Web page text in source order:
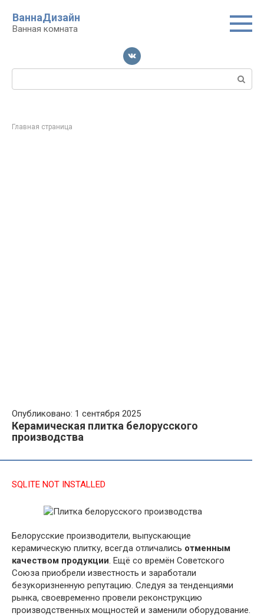
контенту
ВаннаДизайн
Ванная комната
Поиск:
Главная страница
Опубликовано: 1 сентября 2025
Керамическая плитка белорусского
производства
SQLITE NOT INSTALLED
Белорусские производители, выпускающие
керамическую плитку, всегда отличались отменным
качеством продукции. Ещё со времён Советского
Союза приобрели известность и заработали
безукоризненную репутацию. Следуя за тенденциями
рынка, своевременно провели реконструкцию
производственных мощностей и заменили оборудование.